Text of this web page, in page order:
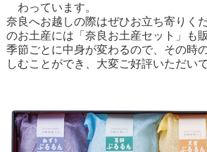
わっています。
奈良へお越しの際はぜひお立ち寄りく
のお土産には「奈良お土産セット」も
季節ごとに中身が変わるので、その時
しむことができ、大変ご好評いただい